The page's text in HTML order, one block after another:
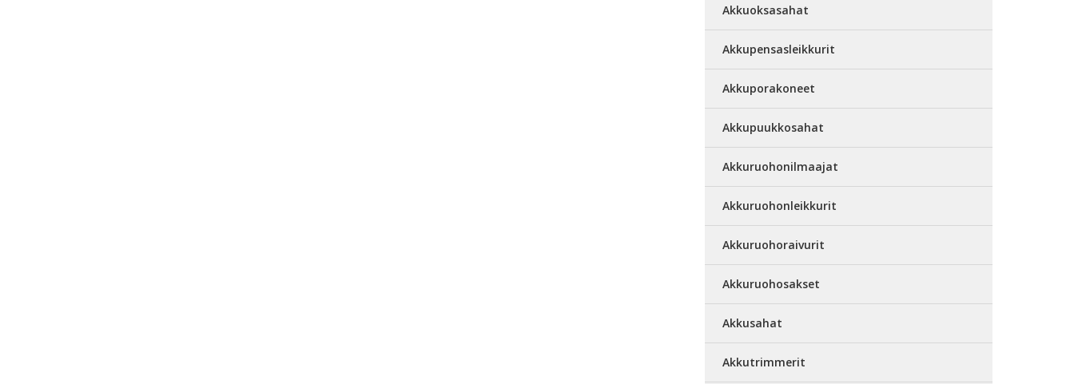
Akkuoksasahat
Akkupensasleikkurit
Akkuporakoneet
Akkupuukkosahat
Akkuruohonilmaajat
Akkuruohonleikkurit
Akkuruohoraivurit
Akkuruohosakset
Akkusahat
Akkutrimmerit